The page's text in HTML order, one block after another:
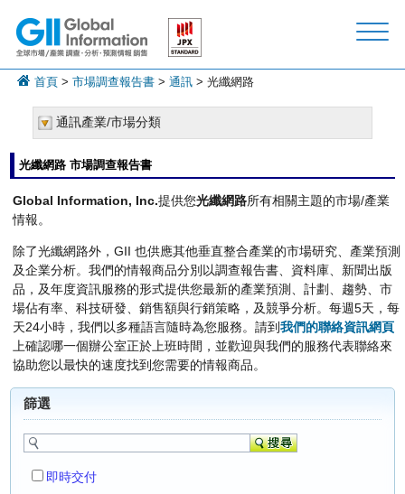
首頁 >市場調查報告書 >通訊 > 光纖網路
通訊產業/市場分類
光纖網路 市場調查報告書
Global Information, Inc.提供您光纖網路所有相關主題的市場/產業
情報。
除了光纖網路外，GII 也供應其他垂直整合產業的市場研究、產業預測
及企業分析。我們的情報商品分別以調查報告書、資料庫、新聞出版
品，及年度資訊服務的形式提供您最新的產業預測、計劃、趨勢、市
場佔有率、科技研發、銷售額與行銷策略，及競爭分析。每週5天，每
天24小時，我們以多種語言隨時為您服務。請到我們的聯絡資訊網頁
上確認哪一個辦公室正於上班時間，並歡迎與我們的服務代表聯絡來
協助您以最快的速度找到您需要的情報商品。
篩選
即時交付